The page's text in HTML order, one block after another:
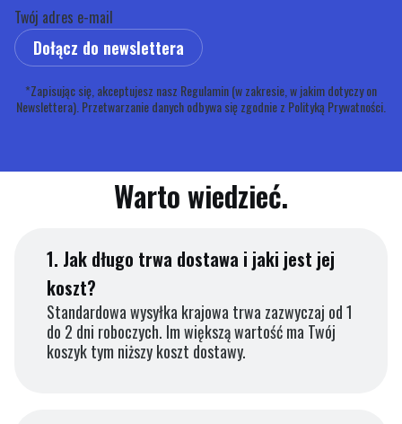
Twój adres e-mail
Dołącz do newslettera
*Zapisując się, akceptujesz nasz Regulamin (w zakresie, w jakim dotyczy on
Newslettera). Przetwarzanie danych odbywa się zgodnie z Polityką Prywatności.
Warto wiedzieć.
1. Jak długo trwa dostawa i jaki jest jej
koszt?
Standardowa wysyłka krajowa trwa zazwyczaj od 1
do 2 dni roboczych. Im większą wartość ma Twój
koszyk tym niższy koszt dostawy.